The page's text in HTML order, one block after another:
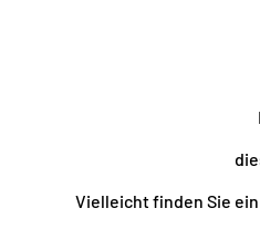
Vielleicht finden Sie